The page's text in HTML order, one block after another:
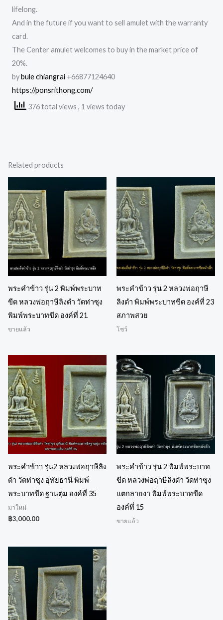
lifelong.
And in the future if you want to sell amulet with the warranty
card.
The Center amulet welcomes to buy in the market price of
20%.
bybule chiangrai +66877124640
https://ponsrithong.com/
376 total views
, 1 views today
Related products
พระคำข้าว รุ่น 2 พิมพ์พระบาท
ขีด หลวงพ่อฤาษีลิงดำ วัดท่าซุง
พิมพ์พระบาทขีด องค์ที่ 21
ขายแล้ว
พระคำข้าว รุ่น 2 หลวงพ่อฤาษี
ลิงดำ พิมพ์พระบาทขีด องค์ที่ 23
สภาพสวย
โชว์
พระคำข้าว รุ่น2 หลวงพ่อฤาษีลิง
ดำ วัดท่าซุง อุทัยธานี พิมพ์
พระบาทขีด ฐานตุ่ม องค์ที่ 35
มาใหม่
฿3,000.00
พระคำข้าว รุ่น 2 พิมพ์พระบาท
ขีด หลวงพ่อฤาษีลิงดำ วัดท่าซุง
แตกลายงา พิมพ์พระบาทขีด
องค์ที่ 15
ขายแล้ว